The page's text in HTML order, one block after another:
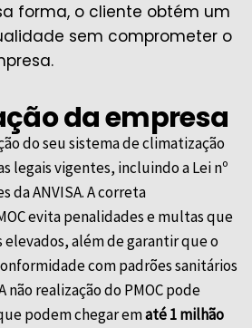
forma, o cliente obtém um
sem comprometer o
da empresa
do seu sistema de climatização
legais vigentes, incluindo a Lei nº
daANVISA. A correta
evita penalidades e multas que
além de garantir que o
com padrões sanitários
não realização do PMOC pode
podem chegar ematé 1 milhão